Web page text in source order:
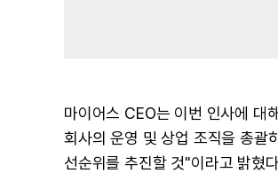
마이어스 CEO는 이번 인사에 대
회사의 운영 및 상업 조직을 총괄
선순위를 추진할 것"이라고 밝혔